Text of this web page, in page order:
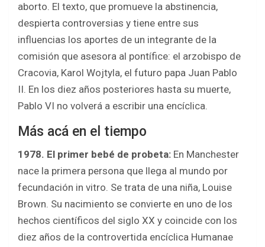
aborto. El texto, que promueve la abstinencia,
despierta controversias y tiene entre sus
influencias los aportes de un integrante de la
comisión que asesora al pontífice: el arzobispo de
Cracovia, Karol Wojtyla, el futuro papa Juan Pablo
II. En los diez años posteriores hasta su muerte,
Pablo VI no volverá a escribir una encíclica.
Más acá en el tiempo
1978. El primer bebé de probeta: En Manchester
nace la primera persona que llega al mundo por
fecundación in vitro. Se trata de una niña, Louise
Brown. Su nacimiento se convierte en uno de los
hechos científicos del siglo XX y coincide con los
diez años de la controvertida encíclica Humanae